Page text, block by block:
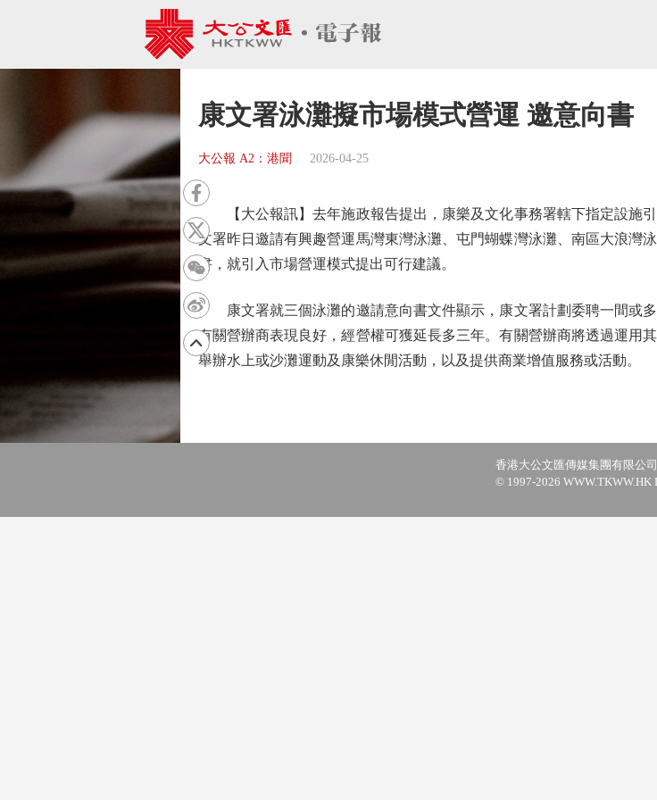
康文署泳灘擬市場模式營運 邀意向書
大公報 A2：港聞 2026-04-25
【大公報訊】去年施政報告提出，康樂及文化事務署轄下指定設施引
文署昨日邀請有興趣營運馬灣東灣泳灘、屯門蝴蝶灣泳灘、南區大浪灣
書，就引入市場營運模式提出可行建議。
康文署就三個泳灘的邀請意向書文件顯示，康文署計劃委聘一間或多
有關營辦商表現良好，經營權可獲延長多三年。有關營辦商將透過運用
舉辦水上或沙灘運動及康樂休閒活動，以及提供商業增值服務或活動。
香港大公文匯傳媒集團有限公
© 1997-2026 WWW.TKWW.HK